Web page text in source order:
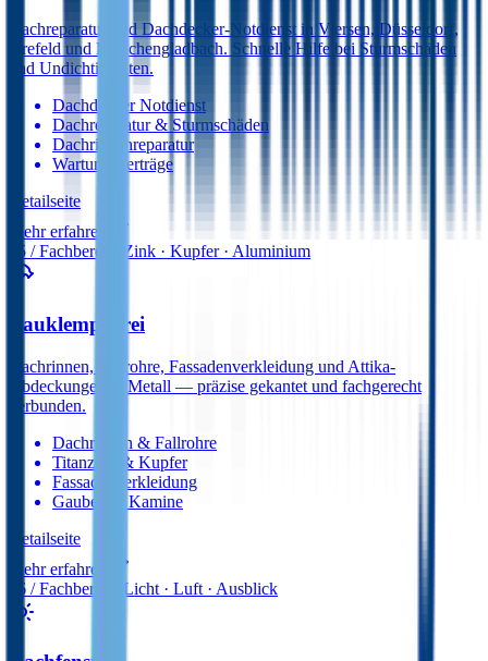
Dachreparatur und Dachdecker-Notdienst in Viersen, Düsseldorf,
Krefeld und Mönchengladbach. Schnelle Hilfe bei Sturmschäden
und Undichtigkeiten.
Dachdecker Notdienst
Dachreparatur & Sturmschäden
Dachrinnenreparatur
Wartungsverträge
Detail­seite
Mehr erfahren
05 / Fachbereich Zink · Kupfer · Aluminium
Bauklempnerei
Dachrinnen, Fallrohre, Fassadenverkleidung und Attika-
Abdeckungen in Metall — präzise gekantet und fachgerecht
verbunden.
Dachrinnen & Fallrohre
Titanzink & Kupfer
Fassadenverkleidung
Gauben & Kamine
Detail­seite
Mehr erfahren
06 / Fachbereich Licht · Luft · Ausblick